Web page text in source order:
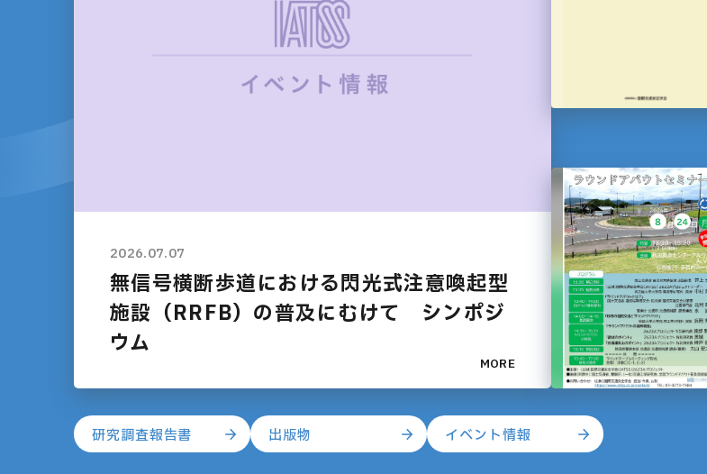
2026.07.07
無信号横断歩道における閃光式注意喚起型
施設（RRFB）の普及にむけて シンポジ
ウム
MORE
研究調査報告書 出版物 イベント情報